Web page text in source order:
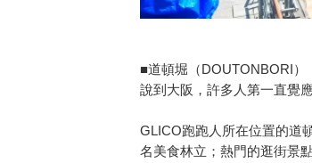
■道頓堀（DOUTONBORI）
說到大阪，許多人第一直覺
GLICO跑跑人所在位置的道
名美食林立；熱門的逛街景